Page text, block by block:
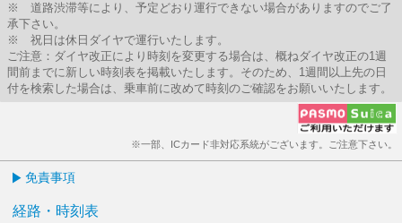
※ 道路渋滞等により、予定どおり運行できない場合がありますのでご了
承下さい。
※ 祝日は休日ダイヤで運行いたします。
ご注意：ダイヤ改正により時刻を変更する場合は、概ねダイヤ改正の1週
間前までに新しい時刻表を掲載いたします。そのため、1週間以上先の日
付を検索した場合は、乗車前に改めて時刻のご確認をお願いいたします。
※一部、ICカード非対応系統がございます。ご注意下さい。
免責事項
経路・時刻表